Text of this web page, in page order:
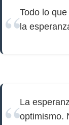
Todo lo
la
La
optimismo.